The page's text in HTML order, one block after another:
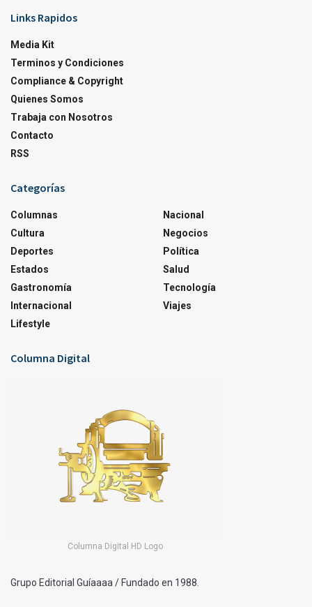
Links Rapidos
Media Kit
Terminos y Condiciones
Compliance & Copyright
Quienes Somos
Trabaja con Nosotros
Contacto
RSS
Categorías
Columnas
Cultura
Deportes
Estados
Gastronomía
Internacional
Lifestyle
Nacional
Negocios
Política
Salud
Tecnología
Viajes
Columna Digital
Columna Digital HD Logo
Grupo Editorial Guíaaaa / Fundado en 1988.